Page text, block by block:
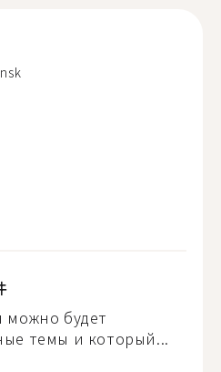
можно будет
темы и который...